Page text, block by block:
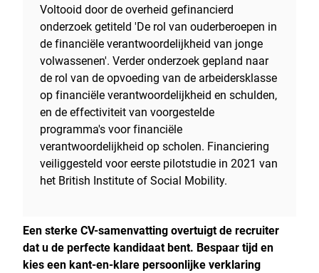
Voltooid door de overheid gefinancierd
onderzoek getiteld 'De rol van ouderberoepen in
de financiële verantwoordelijkheid van jonge
volwassenen'. Verder onderzoek gepland naar
de rol van de opvoeding van de arbeidersklasse
op financiële verantwoordelijkheid en schulden,
en de effectiviteit van voorgestelde
programma's voor financiële
verantwoordelijkheid op scholen. Financiering
veiliggesteld voor eerste pilotstudie in 2021 van
het British Institute of Social Mobility.
Een sterke CV-samenvatting overtuigt de recruiter
dat u de perfecte kandidaat bent. Bespaar tijd en
kies een kant-en-klare persoonlijke verklaring